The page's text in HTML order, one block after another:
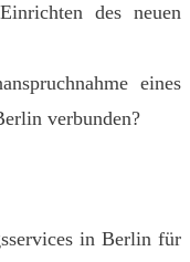
des neuen
eines
verbunden?
in Berlin für